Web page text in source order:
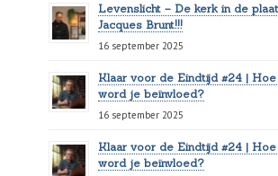
Levenslicht – De kerk in de
Jacques Brunt!!!
16 september 2025
Klaar voor de Eindtijd #24 | Hoe
word je beïnvloed?
16 september 2025
Klaar voor de Eindtijd #24 | Hoe
word je beïnvloed?